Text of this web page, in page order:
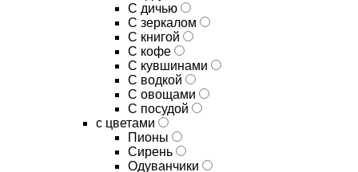
C дичью
C зеркалом
C книгой
C кофе
C кувшинами
C водкой
C овощами
C посудой
с цветами
Пионы
Сирень
Одуванчики